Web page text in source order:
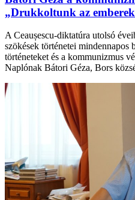
„Drukkoltunk az
A Ceaușescu-diktatúra utolsó
szökések történetei mindennapos
történeteket és a kommunizmus
Naplónak Bátori Géza, Bors